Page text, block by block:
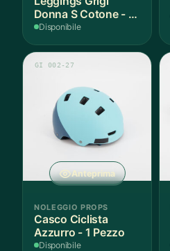
Donna S Cotone - 1
Paio
Disponibile
Anteprima
GI 002-27
NOLEGGIO PROPS
Casco Ciclista
Azzurro - 1 Pezzo
Disponibile